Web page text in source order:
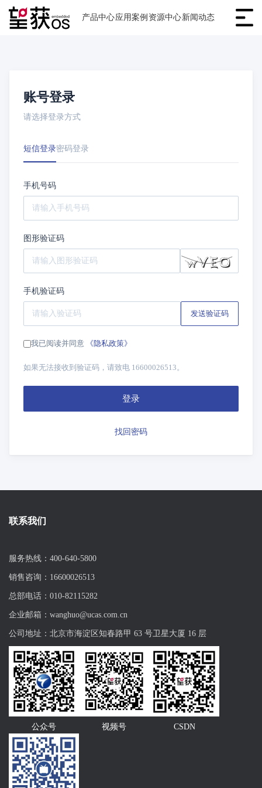
产品中心应用案例 资源中心新闻动态
账号登录
请选择登录方式
短信登录密码登录
手机号码
图形验证码
手机验证码
发送验证码
我已阅读并同意 《隐私政策》
如果无法接收到验证码，请致电 16600026513。
登录
找回密码
联系我们
服务热线：400-640-5800
销售咨询：16600026513
总部电话：010-82115282
企业邮箱：wanghuo@ucas.com.cn
公司地址：北京市海淀区知春路甲 63 号卫星大厦 16 层
公众号 视频号 CSDN